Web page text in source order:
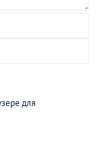
для